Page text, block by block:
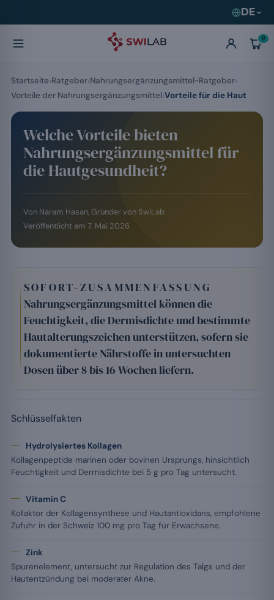
DE
0
Welche Vorteile bieten
Nahrungsergänzungsmittel für
die Hautgesundheit?
Von Naram Hasan, Gründer von SwiLab
Veröffentlicht am 7. Mai 2026
SOFORT-ZUSAMMENFASSUNG
Nahrungsergänzungsmittel können die
Feuchtigkeit, die Dermisdichte und bestimmte
Hautalterungszeichen unterstützen, sofern sie
dokumentierte Nährstoffe in untersuchten
Dosen über 8 bis 16 Wochen liefern.
Schlüsselfakten
Hydrolysiertes Kollagen
Kollagenpeptide marinen oder bovinen Ursprungs, hinsichtlich
Feuchtigkeit und Dermisdichte bei 5 g pro Tag untersucht.
Vitamin C
Kofaktor der Kollagensynthese und Hautantioxidans, empfohlene
Zufuhr in der Schweiz 100 mg pro Tag für Erwachsene.
Zink
Spurenelement, untersucht zur Regulation des Talgs und der
Hautentzündung bei moderater Akne.
Startseite Ratgeber Nahrungsergänzungsmittel-Ratgeber
Vorteile der Nahrungsergänzungsmittel Vorteile für die Haut